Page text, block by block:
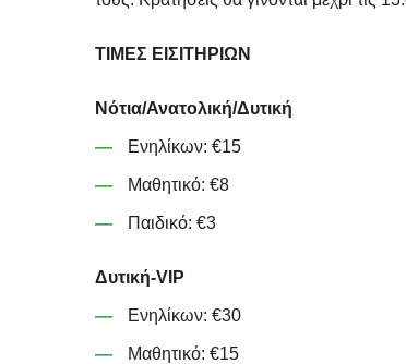
ΤΙΜΕΣ ΕΙΣΙΤΗΡΙΩΝ
Νότια/Ανατολική/Δυτική
Ενηλίκων: €15
Μαθητικό: €8
Παιδικό: €3
Δυτική-VIP
Ενηλίκων: €30
Μαθητικό: €15